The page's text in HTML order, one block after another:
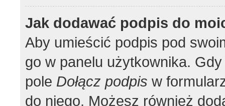
Jak dodawać podpis do
Aby umieścić podpis pod
go w panelu użytkownika.
pole Dołącz podpis w
do niego. Możesz również